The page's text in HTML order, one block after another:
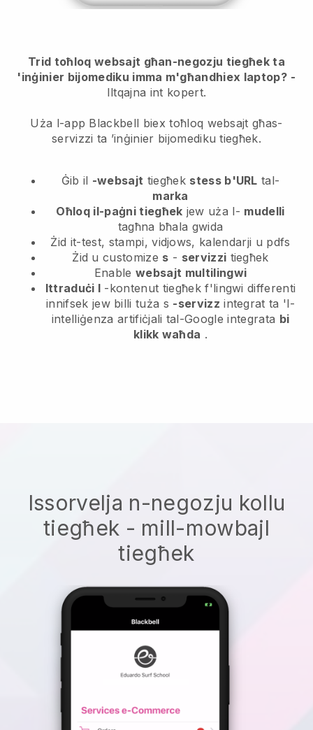
Trid toħloq websajt għan-negozju tiegħek ta
'inġinier bijomediku imma m'għandhiex laptop? -
Iltqajna int kopert.
Uża l-app Blackbell biex toħloq websajt għas-
servizzi ta ’inġinier bijomediku tiegħek.
Ġib il -websajt tiegħek stess b'URL tal-
marka
Oħloq il-paġni tiegħek jew uża l- mudelli
tagħna bħala gwida
Żid it-test, stampi, vidjows, kalendarji u pdfs
Żid u customize s - servizzi tiegħek
Enablewebsajt multilingwi
Ittraduċi l -kontenut tiegħek f'lingwi differenti
innifsek jew billi tuża s -servizz integrat ta 'l-
intelliġenza artifiċjali tal-Google integrata bi
klikk waħda .
Issorvelja n-negozju kollu
tiegħek - mill-mowbajl
tiegħek